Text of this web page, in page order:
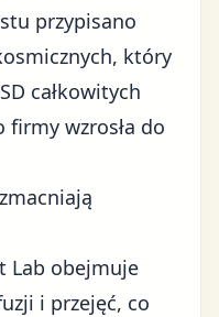
przypisano
który
całkowitych
wzrosła do
Lab obejmuje
i przejęć, co